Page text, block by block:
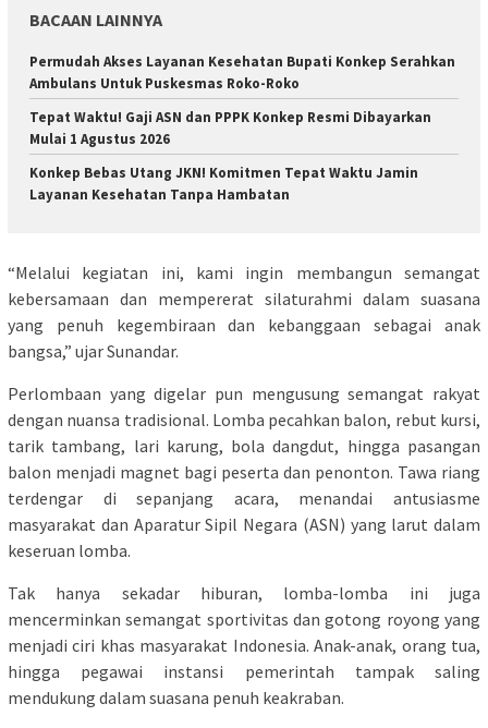
BACAAN LAINNYA
Permudah Akses Layanan Kesehatan Bupati Konkep Serahkan
Ambulans Untuk Puskesmas Roko-Roko
Tepat Waktu! Gaji ASN dan PPPK Konkep Resmi Dibayarkan
Mulai 1 Agustus 2026
Konkep Bebas Utang JKN! Komitmen Tepat Waktu Jamin
Layanan Kesehatan Tanpa Hambatan
“Melalui kegiatan ini, kami ingin membangun semangat
kebersamaan dan mempererat silaturahmi dalam suasana
yang penuh kegembiraan dan kebanggaan sebagai anak
bangsa,” ujar Sunandar.
Perlombaan yang digelar pun mengusung semangat rakyat
dengan nuansa tradisional. Lomba pecahkan balon, rebut kursi,
tarik tambang, lari karung, bola dangdut, hingga pasangan
balon menjadi magnet bagi peserta dan penonton. Tawa riang
terdengar di sepanjang acara, menandai antusiasme
masyarakat dan Aparatur Sipil Negara (ASN) yang larut dalam
keseruan lomba.
Tak hanya sekadar hiburan, lomba-lomba ini juga
mencerminkan semangat sportivitas dan gotong royong yang
menjadi ciri khas masyarakat Indonesia. Anak-anak, orang tua,
hingga pegawai instansi pemerintah tampak saling
mendukung dalam suasana penuh keakraban.